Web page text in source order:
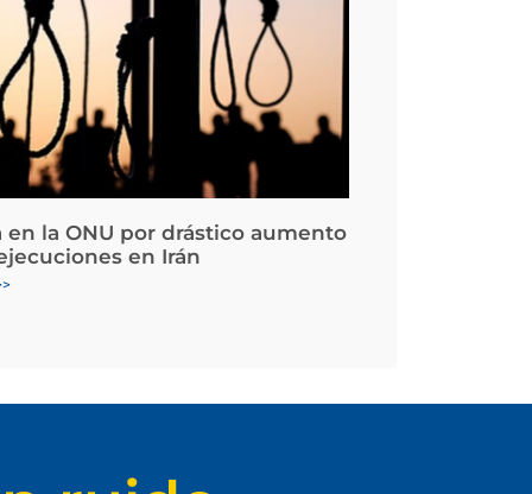
en la ONU por drástico aumento
en Irán